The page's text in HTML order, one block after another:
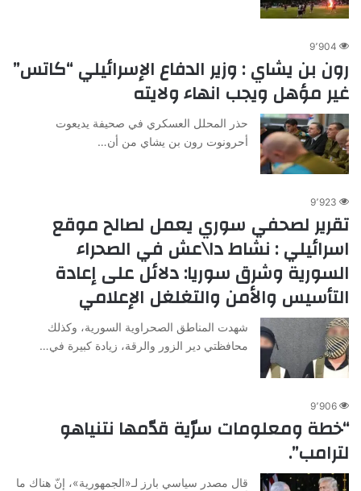
9٬904
رون بن يشاي : وزير الدفاع الإسرائيلي “كاتس”
غير مؤهل ويجب انهاء ولايته
حذر المحلل العسكري في صحيفة يديعوت
أحرونوت رون بن يشاي من أن…
9٬923
تقرير لصحفي سوري يعمل لصالح موقع
اسرائيلي : نشاط دا\عش في الصحراء
السورية وشرق سوريا: دلائل على إعادة
التأسيس والأمن والتغلغل الإعلامي
شهدت المناطق الصحراوية السورية، وكذلك
محافظتي دير الزور والرقة، زيادة كبيرة في…
9٬906
“خطة ومعلومات سرّية قدّمها نتنياهو
لترامب”.
قال مصدر سياسي بارز لـ«الجمهورية»، إنّ هناك ما